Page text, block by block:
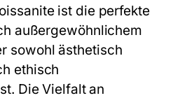
ist die perfekte
außergewöhnlichem
sowohl ästhetisch
ethisch
Die Vielfalt an